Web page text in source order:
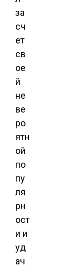
за
сч
ет
св
ое
й
не
ве
ро
ятн
ой
по
пу
ля
рн
ост
и и
уд
ач